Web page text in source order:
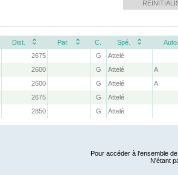
Dist. Par. C. Spé. Auto.
2675 G Attelé
2600 G Attelé A
2600 G Attelé A
2675 G Attelé
2850 G Attelé
Pour accéder à l'ensemble
N'étant